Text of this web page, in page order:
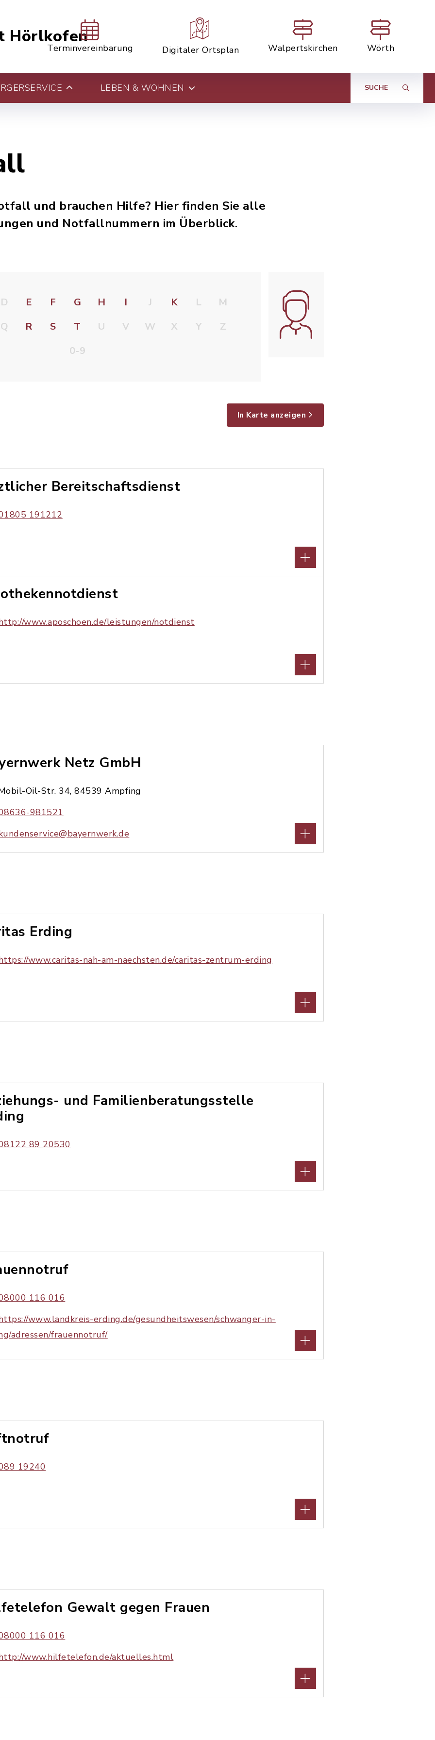
Hörlkofen
Terminvereinbarung Digitaler Ortsplan Walpertskirchen Wörth
LEBEN & WOHNEN SUCHE
und brauchen Hilfe? Hier finden Sie alle
und Notfallnummern im Überblick.
D E F G H I J K L
M
Q
R S T U V W X Y
Z
0-9
In Karte anzeigen
Bereitschaftsdienst
191212
www.aposchoen.de/leistungen/notdienst
Netz GmbH
Oil-Str. 34, 84539 Ampfing
981521
Erding
www.caritas-nah-am-naechsten.de/caritas-zentrum-erding
und Familienberatungsstelle
89 20530
116 016
www.landkreis-erding.de/gesundheitswesen/schwanger-in-
adressen/frauennotruf/
19240
Gewalt gegen Frauen
116 016
www.hilfetelefon.de/aktuelles.html